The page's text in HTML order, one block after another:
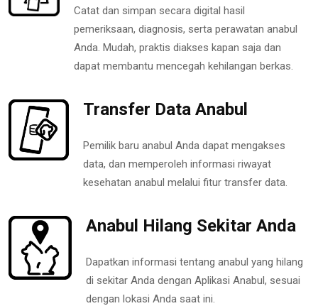
Catat dan simpan secara digital hasil
pemeriksaan, diagnosis, serta perawatan anabul
Anda. Mudah, praktis diakses kapan saja dan
dapat membantu mencegah kehilangan berkas.
Transfer Data Anabul
Pemilik baru anabul Anda dapat mengakses
data, dan memperoleh informasi riwayat
kesehatan anabul melalui fitur transfer data.
Anabul Hilang Sekitar Anda
Dapatkan informasi tentang anabul yang hilang
di sekitar Anda dengan Aplikasi Anabul, sesuai
dengan lokasi Anda saat ini.